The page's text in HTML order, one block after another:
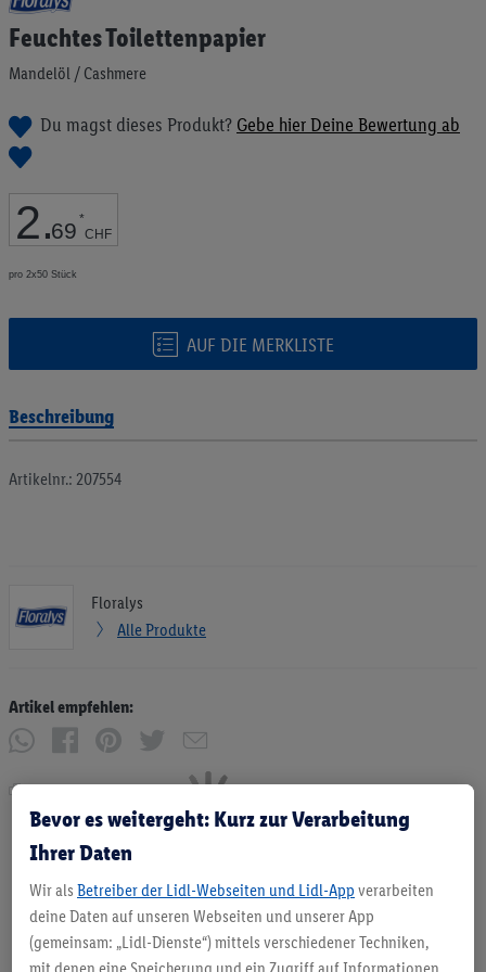
Feuchtes Toilettenpapier
Mandelöl / Cashmere
Du magst dieses Produkt? Gebe hier Deine Bewertung ab
2.69 *
CHF
pro 2x50 Stück
AUF DIE MERKLISTE
Anfang
der
springen
Beschreibung
Artikelnr.: 207554
Floralys
Alle Produkte
Artikel empfehlen:
Bevor es weitergeht: Kurz zur Verarbeitung
Ihrer Daten
Wir als Betreiber der Lidl-Webseiten und Lidl-App verarbeiten
deine Daten auf unseren Webseiten und unserer App
(gemeinsam: „Lidl-Dienste“) mittels verschiedener Techniken,
mit denen eine Speicherung und ein Zugriff auf Informationen